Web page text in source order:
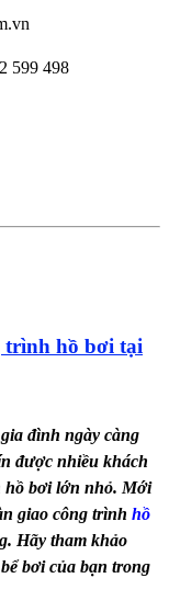
599 498
trình hồ bơi tại
đình ngày càng
được nhiều khách
hồ bơi lớn nhỏ. Mới
giao công trình hồ
Hãy tham khảo
bơi của bạn trong